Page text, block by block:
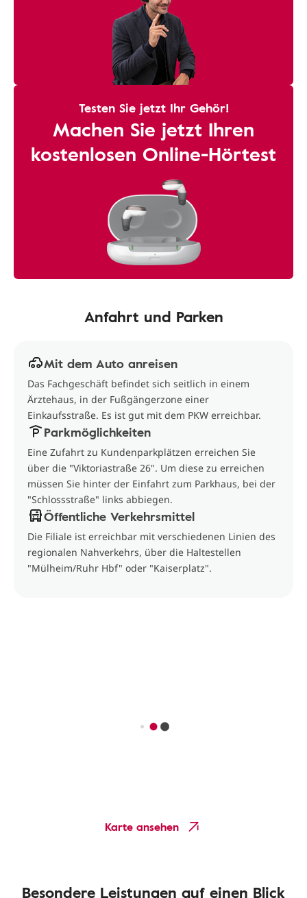
Testen Sie jetzt Ihr Gehör!
Machen Sie jetzt Ihren
kostenlosen Online-Hörtest
Anfahrt und Parken
Mit dem Auto anreisen
Das Fachgeschäft befindet sich seitlich in einem
Ärztehaus, in der Fußgängerzone einer
Einkaufsstraße. Es ist gut mit dem PKW erreichbar.
Parkmöglichkeiten
Eine Zufahrt zu Kundenparkplätzen erreichen Sie
über die "Viktoriastraße 26". Um diese zu erreichen
müssen Sie hinter der Einfahrt zum Parkhaus, bei der
"Schlossstraße" links abbiegen.
Öffentliche Verkehrsmittel
Die Filiale ist erreichbar mit verschiedenen Linien des
regionalen Nahverkehrs, über die Haltestellen
"Mülheim/Ruhr Hbf" oder "Kaiserplatz".
Karte ansehen
Besondere Leistungen auf einen Blick